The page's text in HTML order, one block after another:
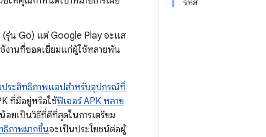
รหัส
รุ่น Go) แต่ Google Play จะแส
งานที่ยอดเยี่ยมแก่ผู้ใช้หลายพัน
ประสิทธิภาพแอปสำหรับอุปกรณ์ที่
ที่มีอยู่หรือใช้ฟีเจอร์ APK หลาย
ยเป็นวิธีที่ดีที่สุดในการเตรียม
ธิภาพมากขึ้นจะเป็นประโยชน์ต่อผู้